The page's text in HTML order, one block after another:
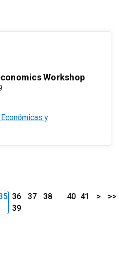
Workshop
y
36 37
38
39
40 41 > >>